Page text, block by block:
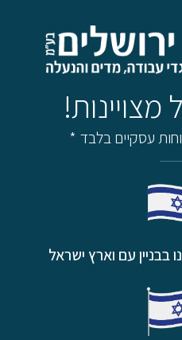
עסקיים בלבד *
עם וארץ ישראל